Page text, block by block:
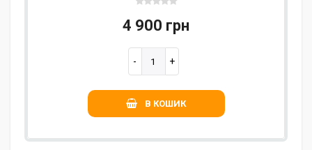
4 900 грн
В КОШИК